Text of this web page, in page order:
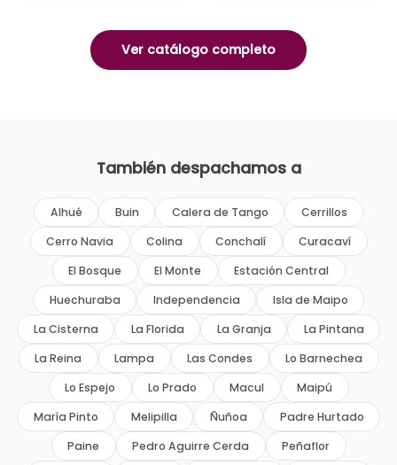
Ver catálogo completo
También despachamos a
Alhué Buin Calera de Tango
Cerrillos
Cerro Navia
Colina Conchalí
Curacaví
El Bosque
El Monte
Estación Central
Huechuraba
Independencia
Isla de Maipo
La Cisterna
La Florida La Granja
La Pintana
La Reina
Lampa Las Condes
Lo Barnechea
Lo Espejo
Lo Prado Macul
Maipú
María Pinto
Melipilla Ñuñoa
Padre Hurtado
Paine
Pedro Aguirre Cerda Peñaflor